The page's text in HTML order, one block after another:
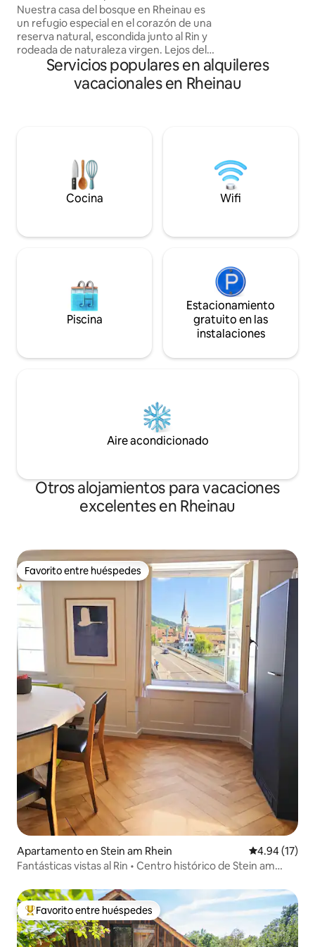
Nuestra casa del bosque en Rheinau es
un refugio especial en el corazón de una
reserva natural, escondida junto al Rin y
rodeada de naturaleza virgen. Lejos del
ajetreo de la vida cotidiana, los
huéspedes pueden disfrutar de la paz y
la tranquilidad, el sonido del canto de los
recargar las pilas. Perfecto para quienes
buscan sencillez, tranquilidad y
momentos auténticos en la naturaleza.
Servicios populares en alquileres
vacacionales en Rheinau
Cocina Wifi
Piscina
Estacionamiento
gratuito en las
instalaciones
Aire acondicionado
Otros alojamientos para vacaciones
excelentes en Rheinau
Favorito entre huéspedes
Favorito entre huéspedes
Apartamento en Stein am Rhein Calificación
4.94 (17)
Fantásticas vistas al Rin • Centro histórico de Stein am
Favorito entre huéspedes preferido
Favorito entre huéspedes